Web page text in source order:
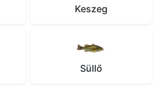
Keszeg
Süllő